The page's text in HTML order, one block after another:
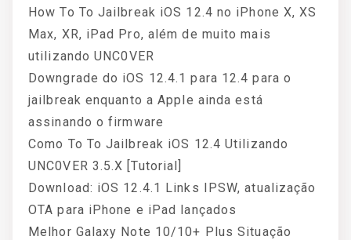
How To To Jailbreak iOS 12.4 no iPhone X, XS
Max, XR, iPad Pro, além de muito mais
utilizando UNC0VER
Downgrade do iOS 12.4.1 para 12.4 para o
jailbreak enquanto a Apple ainda está
assinando o firmware
Como To To Jailbreak iOS 12.4 Utilizando
UNC0VER 3.5.X [Tutorial]
Download: iOS 12.4.1 Links IPSW, atualização
OTA para iPhone e iPad lançados
Melhor Galaxy Note 10/10+ Plus Situação